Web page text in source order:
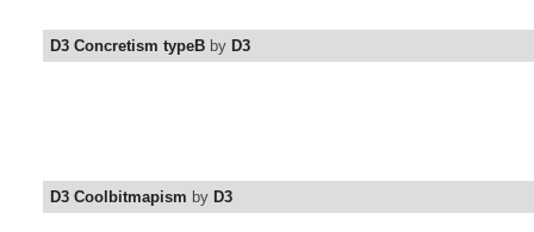
D3 Concretism typeB by D3
D3 Coolbitmapism by D3